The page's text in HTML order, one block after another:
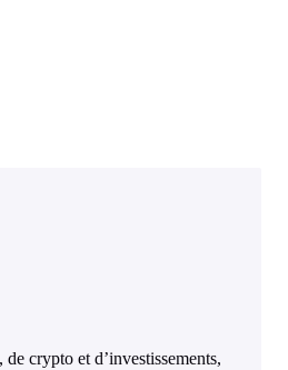
crypto et d’investissements,